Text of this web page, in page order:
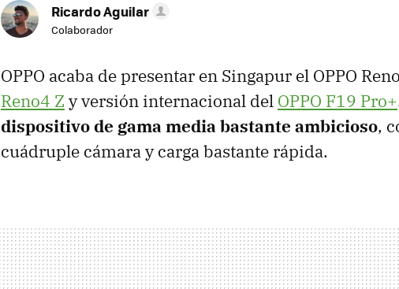
Ricardo Aguilar
Colaborador
OPPO acaba de presentar en Singapur el OPPO
Reno4 Z y versión internacional del OPPO F19 Pro+
dispositivo de gama media bastante ambicioso,
cuádruple cámara y carga bastante rápida.